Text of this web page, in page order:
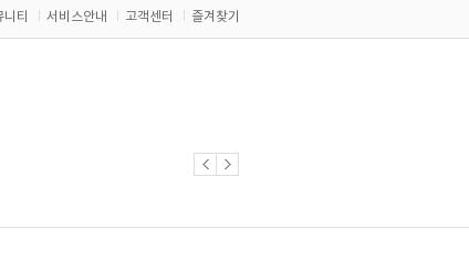
티 서비스안내 고객센터 즐겨찾기